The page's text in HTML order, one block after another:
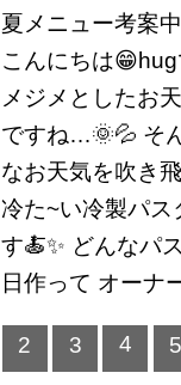
夏メニュー考案
こんにちは
メジメとしたお
ですね…🌞💦 そ
なお天気を吹き
冷た~い冷製パス
す🍝✨ どんなパ
日作って オーナ
2 3 4 5